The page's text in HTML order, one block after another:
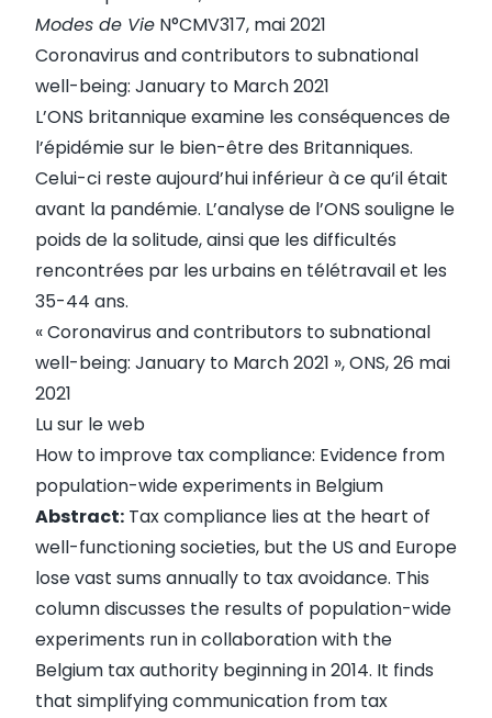
Modes de Vie N°CMV317, mai 2021
Coronavirus and contributors to subnational
well-being: January to March 2021
L’ONS britannique examine les conséquences de
l’épidémie sur le bien-être des Britanniques.
Celui-ci reste aujourd’hui inférieur à ce qu’il était
avant la pandémie. L’analyse de l’ONS souligne le
poids de la solitude, ainsi que les difficultés
rencontrées par les urbains en télétravail et les
35-44 ans.
«Coronavirus and contributors to subnational
well-being: January to March 2021 », ONS, 26 mai
2021
Lu sur le web
How to improve tax compliance: Evidence from
population-wide experiments in Belgium
Abstract: Tax compliance lies at the heart of
well-functioning societies, but the US and Europe
lose vast sums annually to tax avoidance. This
column discusses the results of population-wide
experiments run in collaboration with the
Belgium tax authority beginning in 2014. It finds
that simplifying communication from tax